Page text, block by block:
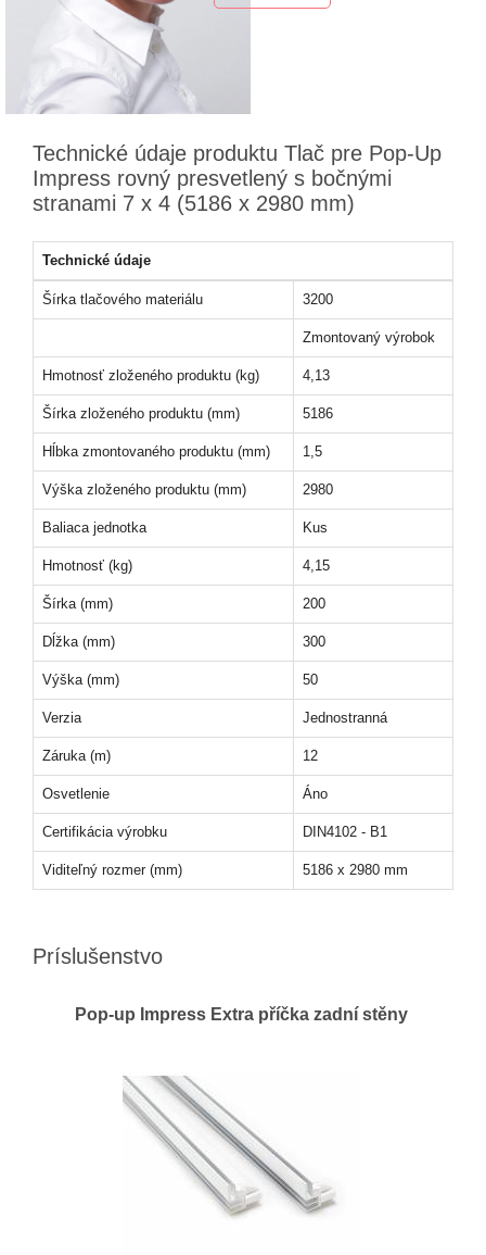
Technické údaje produktu Tlač pre Pop-Up
Impress rovný presvetlený s bočnými
stranami 7 x 4 (5186 x 2980 mm)
Technické údaje
Šírka tlačového materiálu 3200
Zmontovaný výrobok
Hmotnosť zloženého produktu (kg) 4,13
Šírka zloženého produktu (mm) 5186
Hĺbka zmontovaného produktu (mm) 1,5
Výška zloženého produktu (mm) 2980
Baliaca jednotka Kus
Hmotnosť (kg) 4,15
Šírka (mm) 200
Dĺžka (mm) 300
Výška (mm) 50
Verzia Jednostranná
Záruka (m) 12
Osvetlenie Áno
Certifikácia výrobku DIN4102 - B1
Viditeľný rozmer (mm) 5186 x 2980 mm
Príslušenstvo
Pop-up Impress Extra příčka zadní stěny